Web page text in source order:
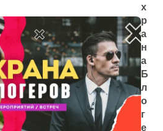
х
р
а
н
а
Б
л
о
г
е